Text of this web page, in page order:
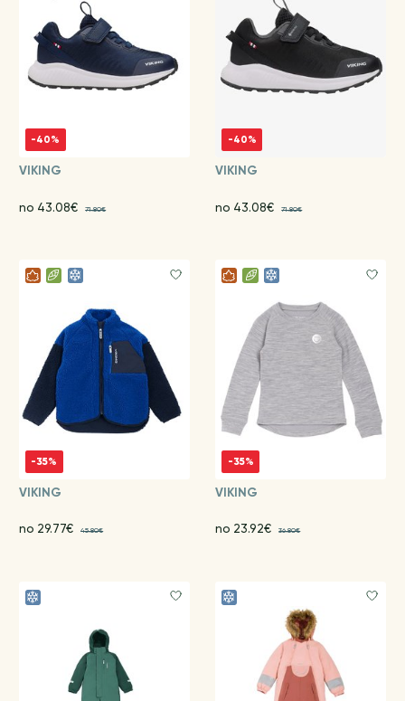
-40%
VIKING
no 43.08€ 71.80€
-40%
VIKING
no 43.08€ 71.80€
-35%
VIKING
no 29.77€ 45.80€
-35%
VIKING
no 23.92€ 36.80€